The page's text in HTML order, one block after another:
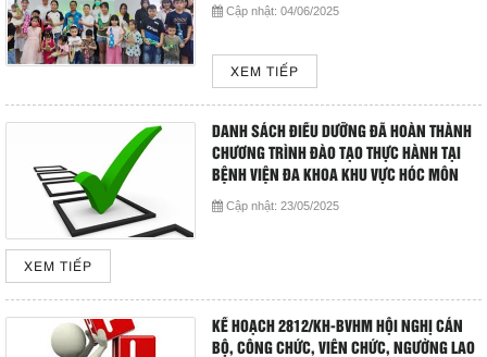
Cập nhật: 04/06/2025
XEM TIẾP
DANH SÁCH ĐIỀU DƯỠNG ĐÃ HOÀN THÀNH
CHƯƠNG TRÌNH ĐÀO TẠO THỰC HÀNH TẠI
BỆNH VIỆN ĐA KHOA KHU VỰC HÓC MÔN
Cập nhật: 23/05/2025
XEM TIẾP
KẾ HOẠCH 2812/KH-BVHM HỘI NGHỊ CÁN
BỘ, CÔNG CHỨC, VIÊN CHỨC, NGƯỜNG LAO
Hoạt động đoàn thể
Hướng dẫn bệnh nhân
Sơ đồ bệnh viện
Chuyên khoa
Thư viện
Giá dịch vụ
Đào tạo - Nghiên cứu KH